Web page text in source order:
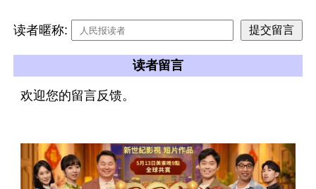
读者暱称:
读者留言
欢迎您的留言反馈。